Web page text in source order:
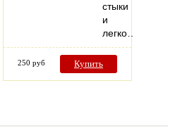
стыки
и
легко…
250 руб Купить